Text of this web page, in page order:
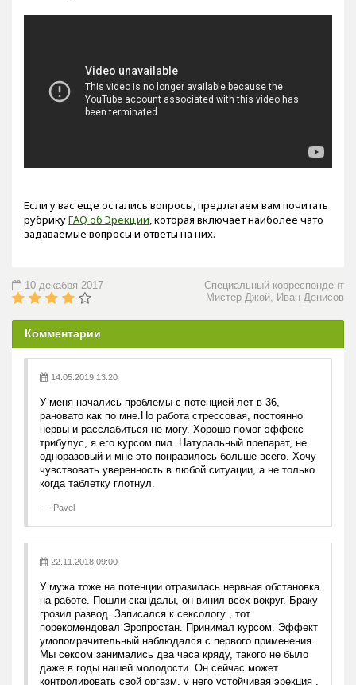
Если у вас еще остались вопросы, предлагаем вам почитать
рубрикуFAQ об Эрекции, которая включает наиболее чато
задаваемые вопросы и ответы на них.
Специальный корреспондент
Мистер Джой, Иван Денисов
10 декабря 2017
Комментарии
14.05.2019 13:20
У меня начались проблемы с потенцией лет в 36,
рановато как по мне.Но работа стрессовая, постоянно
нервы и расслабиться не могу. Хорошо помог эффекс
трибулус, я его курсом пил. Натуральный препарат, не
одноразовый и мне это понравилось больше всего. Хочу
чувствовать уверенность в любой ситуации, а не только
когда таблетку глотнул.
Pavel
22.11.2018 09:00
У мужа тоже на потенции отразилась нервная обстановка
на работе. Пошли скандалы, он винил всех вокруг. Браку
грозил развод. Записался к сексологу , тот
порекомендовал Эропростан. Принимал курсом. Эффект
умопомрачительный наблюдался с первого применения.
Мы сексом занимались два часа кряду, такого не было
даже в годы нашей молодости. Он сейчас может
контролировать свой оргазм, у него устойчивая эрекция ,